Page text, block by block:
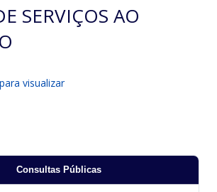
SERVIÇOS AO
visualizar
Consultas Públicas